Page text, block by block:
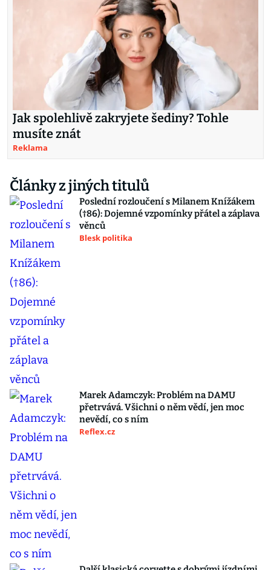
Jak spolehlivě zakryjete šediny? Tohle
musíte znát
Reklama
Články z jiných titulů
Poslední rozloučení s Milanem Knížákem
(†86): Dojemné vzpomínky přátel a záplava
věnců
Blesk politika
Marek Adamczyk: Problém na DAMU
přetrvává. Všichni o něm vědí, jen moc
nevědí, co s ním
Reflex.cz